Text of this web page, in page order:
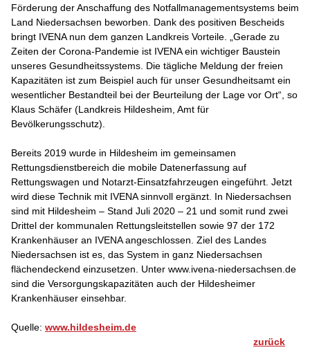
Förderung der Anschaffung des Notfallmanagementsystems beim
Land Niedersachsen beworben. Dank des positiven Bescheids
bringt IVENA nun dem ganzen Landkreis Vorteile. „Gerade zu
Zeiten der Corona-Pandemie ist IVENA ein wichtiger Baustein
unseres Gesundheitssystems. Die tägliche Meldung der freien
Kapazitäten ist zum Beispiel auch für unser Gesundheitsamt ein
wesentlicher Bestandteil bei der Beurteilung der Lage vor Ort“, so
Klaus Schäfer (Landkreis Hildesheim, Amt für
Bevölkerungsschutz).
Bereits 2019 wurde in Hildesheim im gemeinsamen
Rettungsdienstbereich die mobile Datenerfassung auf
Rettungswagen und Notarzt-Einsatzfahrzeugen eingeführt. Jetzt
wird diese Technik mit IVENA sinnvoll ergänzt. In Niedersachsen
sind mit Hildesheim – Stand Juli 2020 – 21 und somit rund zwei
Drittel der kommunalen Rettungsleitstellen sowie 97 der 172
Krankenhäuser an IVENA angeschlossen. Ziel des Landes
Niedersachsen ist es, das System in ganz Niedersachsen
flächendeckend einzusetzen. Unter www.ivena-niedersachsen.de
sind die Versorgungskapazitäten auch der Hildesheimer
Krankenhäuser einsehbar.
Quelle: www.hildesheim.de
zurück